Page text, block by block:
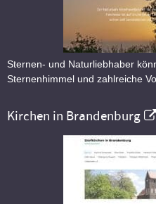
Sternen- und Naturliebhaber
Sternenhimmel und zahlreiche
Kirchen in Brandenburg